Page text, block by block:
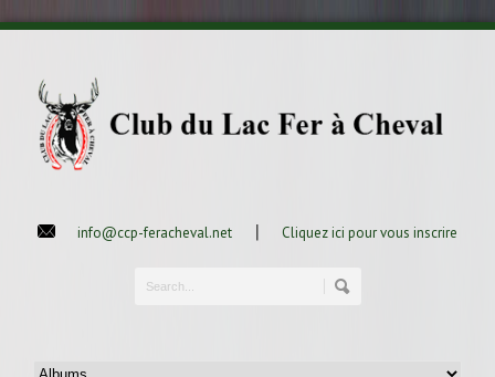
info@ccp-feracheval.net | Cliquez ici pour vous inscrire